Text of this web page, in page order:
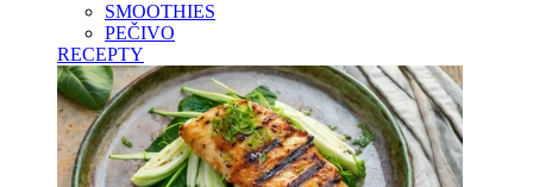
SMOOTHIES
PEČIVO
RECEPTY